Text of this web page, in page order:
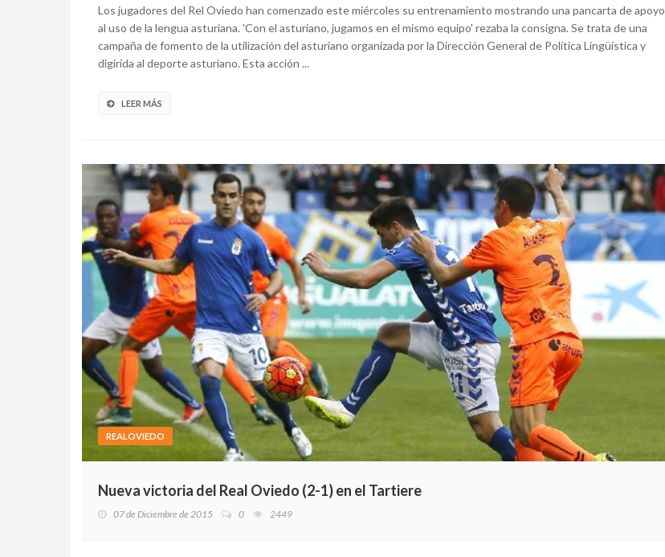
Los jugadores del Rel Oviedo han comenzado este miércoles su entrenamiento mostrando una pancarta de apoyo
al uso de la lengua asturiana. 'Con el asturiano, jugamos en el mismo equipo' rezaba la consigna. Se trata de una
campaña de fomento de la utilización del asturiano organizada por la Dirección General de Política Lingüística y
digirida al deporte asturiano. Esta acción ...
LEER MÁS
REALOVIEDO
Nueva victoria del Real Oviedo (2-1) en el Tartiere
07 de Diciembre de 2015 0 2449